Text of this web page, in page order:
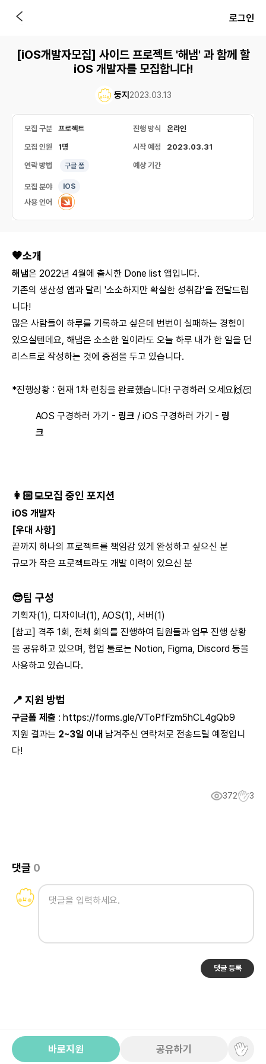
로그인
[iOS개발자모집] 사이드 프로젝트 '해냄' 과 함께 할
iOS 개발자를 모집합니다!
둥지 2023.03.13
모집 구분 프로젝트 진행 방식 온라인
모집 인원 1명 시작 예정 2023.03.31
연락 방법 구글 폼 예상 기간
모집 분야 IOS
사용 언어
🧡소개
해냄은 2022년 4월에 출시한 Done list 앱입니다.
기존의 생산성 앱과 달리 '소소하지만 확실한 성취감’을 전달드립
니다!
많은 사람들이 하루를 기록하고 싶은데 번번이 실패하는 경험이
있으실텐데요, 해냄은 소소한 일이라도 오늘 하루 내가 한 일을 던
리스트로 작성하는 것에 중점을 두고 있습니다.
*진행상황 : 현재 1차 런칭을 완료했습니다! 구경하러 오세요🙌🏻
AOS 구경하러 가기 - 링크 / iOS 구경하러 가기 - 링
크
👩🏻‍💻모집 중인 포지션
iOS 개발자
[우대 사항]
끝까지 하나의 프로젝트를 책임감 있게 완성하고 싶으신 분
규모가 작은 프로젝트라도 개발 이력이 있으신 분
😎팀 구성
기획자(1), 디자이너(1), AOS(1), 서버(1)
[참고] 격주 1회, 전체 회의를 진행하여 팀원들과 업무 진행 상황
을 공유하고 있으며, 협업 툴로는 Notion, Figma, Discord 등을
사용하고 있습니다.
📍 지원 방법
구글폼 제출 : https://forms.gle/VToPfFzm5hCL4gQb9
지원 결과는 2~3일 이내 남겨주신 연락처로 전송드릴 예정입니
다!
372 3
댓글 0
댓글 등록
바로지원 공유하기